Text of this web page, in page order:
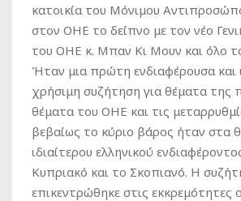
κατοικία του Μόνιμου
στον ΟΗΕ το δείπνο με τον νέο
του ΟΗΕ κ. Μπαν Κι Μουν και όλο
Ήταν μια πρώτη ενδιαφέρουσα και
χρήσιμη συζήτηση για θέματα της
θέματα του ΟΗΕ και τις
βεβαίως το κύριο βάρος ήταν στα
ιδιαίτερου ελληνικού
Κυπριακό και το Σκοπιανό. Η
επικεντρώθηκε στις εκκρεμότητες